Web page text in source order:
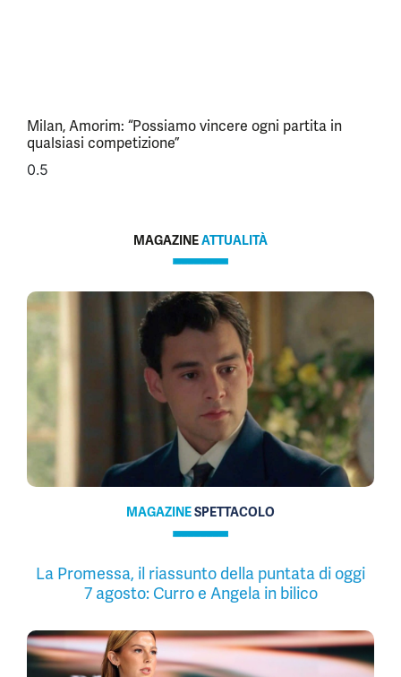
Milan, Amorim: “Possiamo vincere ogni partita in
qualsiasi competizione”
MAGAZINEATTUALITÀ
MAGAZINESPETTACOLO
La Promessa, il riassunto della puntata di oggi
7 agosto: Curro e Angela in bilico